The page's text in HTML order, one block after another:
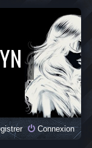
Connexion